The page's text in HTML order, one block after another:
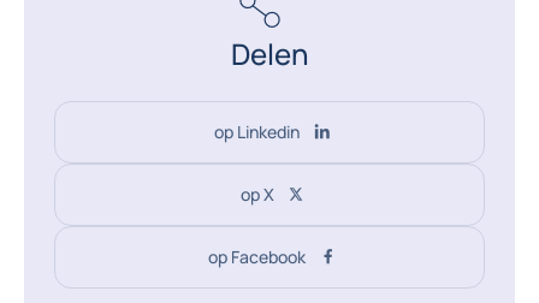
Delen
op Linkedin
op X
op Facebook